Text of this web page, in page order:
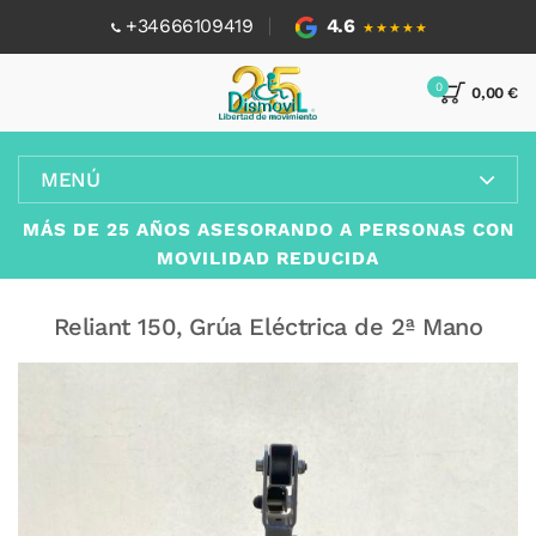
+34666109419 4.6 ★★★★★
0,00 €
0
MENÚ
MÁS DE 25 AÑOS ASESORANDO A PERSONAS CON
MOVILIDAD REDUCIDA
Reliant 150, Grúa Eléctrica de 2ª Mano